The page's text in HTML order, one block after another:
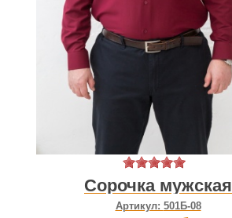
Сорочка мужская
Артикул: 501Б-08